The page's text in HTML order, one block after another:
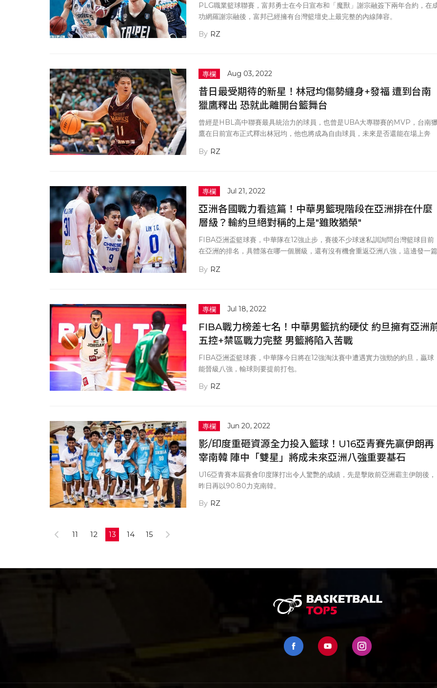
PLG職業籃球聯賽，富邦勇士在今日宣布和「魔獸」謝宗融簽下兩年合約，在
功網羅謝宗融後，富邦已經擁有台灣籃壇史上最完整的內線陣容。
RZ
專欄 Aug 03, 2022
昔日最受期待的新星！林冠均傷勢纏身+發福 遭到台南
獵鷹釋出 恐就此離開台籃舞台
曾經是HBL高中聯賽最具統治力的球員，也曾是UBA大專聯賽的MVP，台南
鷹在日前宣布正式釋出林冠均，他也將成為自由球員，未來是否還能在場上奔
RZ
專欄 Jul 21, 2022
亞洲各國戰力看這篇！中華男籃現階段在亞洲排在什麼
層級？輸約旦絕對稱的上是"雖敗猶榮"
FIBA亞洲盃籃球賽，中華隊在12強止步，賽後不少球迷私訓詢問台灣籃球目前
在亞洲的排名，具體落在哪一個層級，還有沒有機會重返亞洲八強，這邊發一篇
RZ
專欄 Jul 18, 2022
FIBA戰力榜差七名！中華男籃抗約硬仗 約旦擁有亞洲
五控+禁區戰力完整 男籃將陷入苦戰
FIBA亞洲盃籃球賽，中華隊今日將在12強淘汰賽中遭遇實力強勁的約旦，贏球
能晉級八強，輸球則要提前打包。
RZ
專欄 Jun 20, 2022
影/印度重砸資源全力投入籃球！U16亞青賽先贏伊朗再
宰南韓 陣中「雙星」將成未來亞洲八強重要基石
U16亞青賽本屆賽會印度隊打出令人驚艷的成績，先是擊敗前亞洲霸主伊朗後，
昨日再以90:80力克南韓。
RZ
11 12 13 14 15